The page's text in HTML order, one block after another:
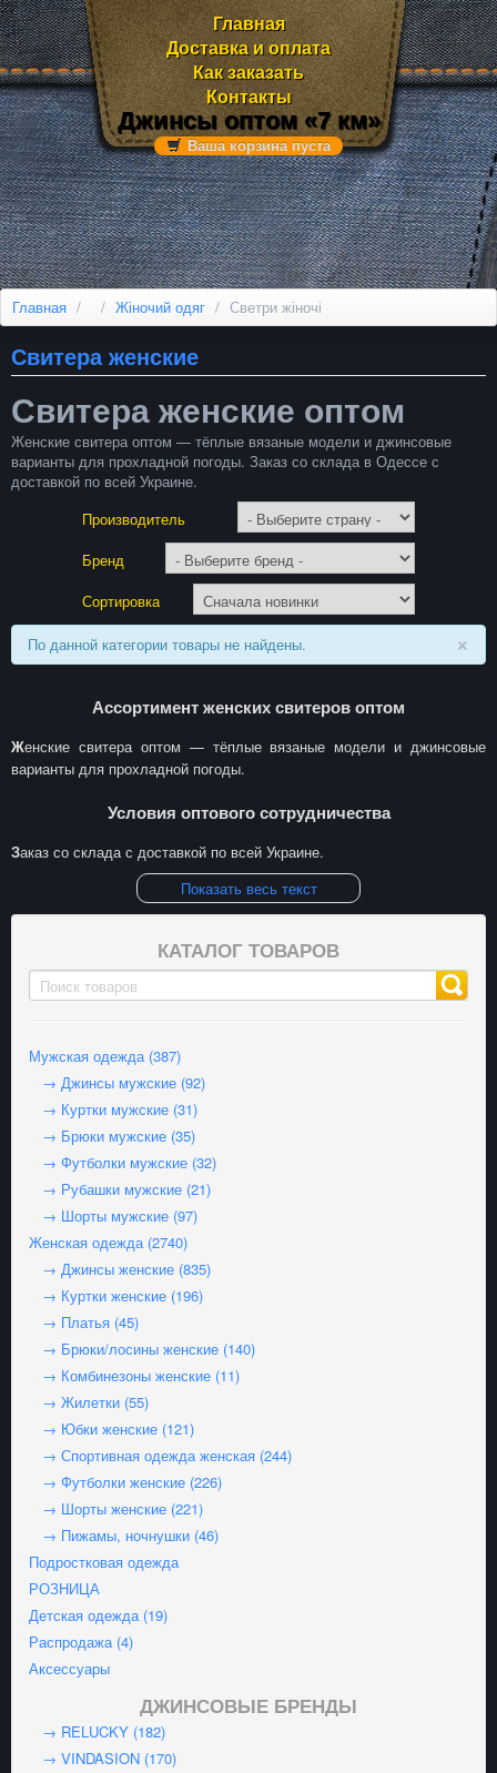
Главная
Доставка и оплата
Джинсы оптом «7 км»
Ваша корзина пуста
Как заказать
Контакты
Главная / / Жіночий одяг / Светри жіночі
КАТАЛОГ ТОВАРОВ
Мужская одежда (387)
→ Джинсы мужские (92)
→ Куртки мужские (31)
→ Брюки мужские (35)
→ Футболки мужские (32)
→ Рубашки мужские (21)
→ Шорты мужские (97)
Женская одежда (2740)
→ Джинсы женские (835)
→ Куртки женские (196)
→ Платья (45)
→ Брюки/лосины женские (140)
→ Комбинезоны женские (11)
→ Жилетки (55)
→ Юбки женские (121)
→ Спортивная одежда женская (244)
→ Футболки женские (226)
→ Шорты женские (221)
→ Пижамы, ночнушки (46)
Подростковая одежда
РОЗНИЦА
Детская одежда (19)
Распродажа (4)
Аксессуары
ДЖИНСОВЫЕ БРЕНДЫ
→ RELUCKY (182)
→ VINDASION (170)
Свитера женские
Свитера женские оптом
Женские свитера оптом — тёплые вязаные модели и джинсовые
варианты для прохладной погоды. Заказ со склада в Одессе с
доставкой по всей Украине.
Производитель
Бренд
Сортировка
×
По данной категории товары не найдены.
Ассортимент женских свитеров оптом
Женские свитера оптом — тёплые вязаные модели и джинсовые
варианты для прохладной погоды.
Условия оптового сотрудничества
Заказ со склада с доставкой по всей Украине.
Показать весь текст